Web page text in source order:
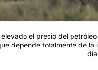
el precio del
depende totalmente de